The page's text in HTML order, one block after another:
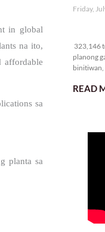
in global
na ito,
sa
planta sa
Friday,
323,146
planong
binitiwan,
READ